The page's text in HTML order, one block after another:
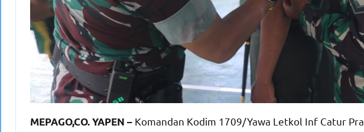
MEPAGO,CO. YAPEN – Komandan Kodim 1709/Yawa Letkol Inf Catur